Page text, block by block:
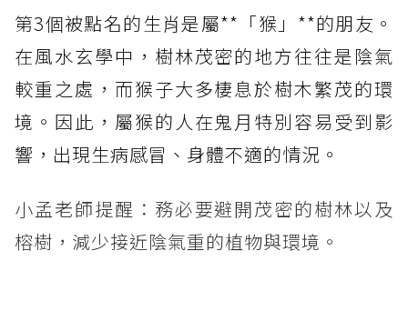
第3個被點名的生肖是屬**「猴」**的朋友。
在風水玄學中，樹林茂密的地方往往是陰氣
較重之處，而猴子大多棲息於樹木繁茂的環
境。因此，屬猴的人在鬼月特別容易受到影
響，出現生病感冒、身體不適的情況。
小孟老師提醒：務必要避開茂密的樹林以及
榕樹，減少接近陰氣重的植物與環境。